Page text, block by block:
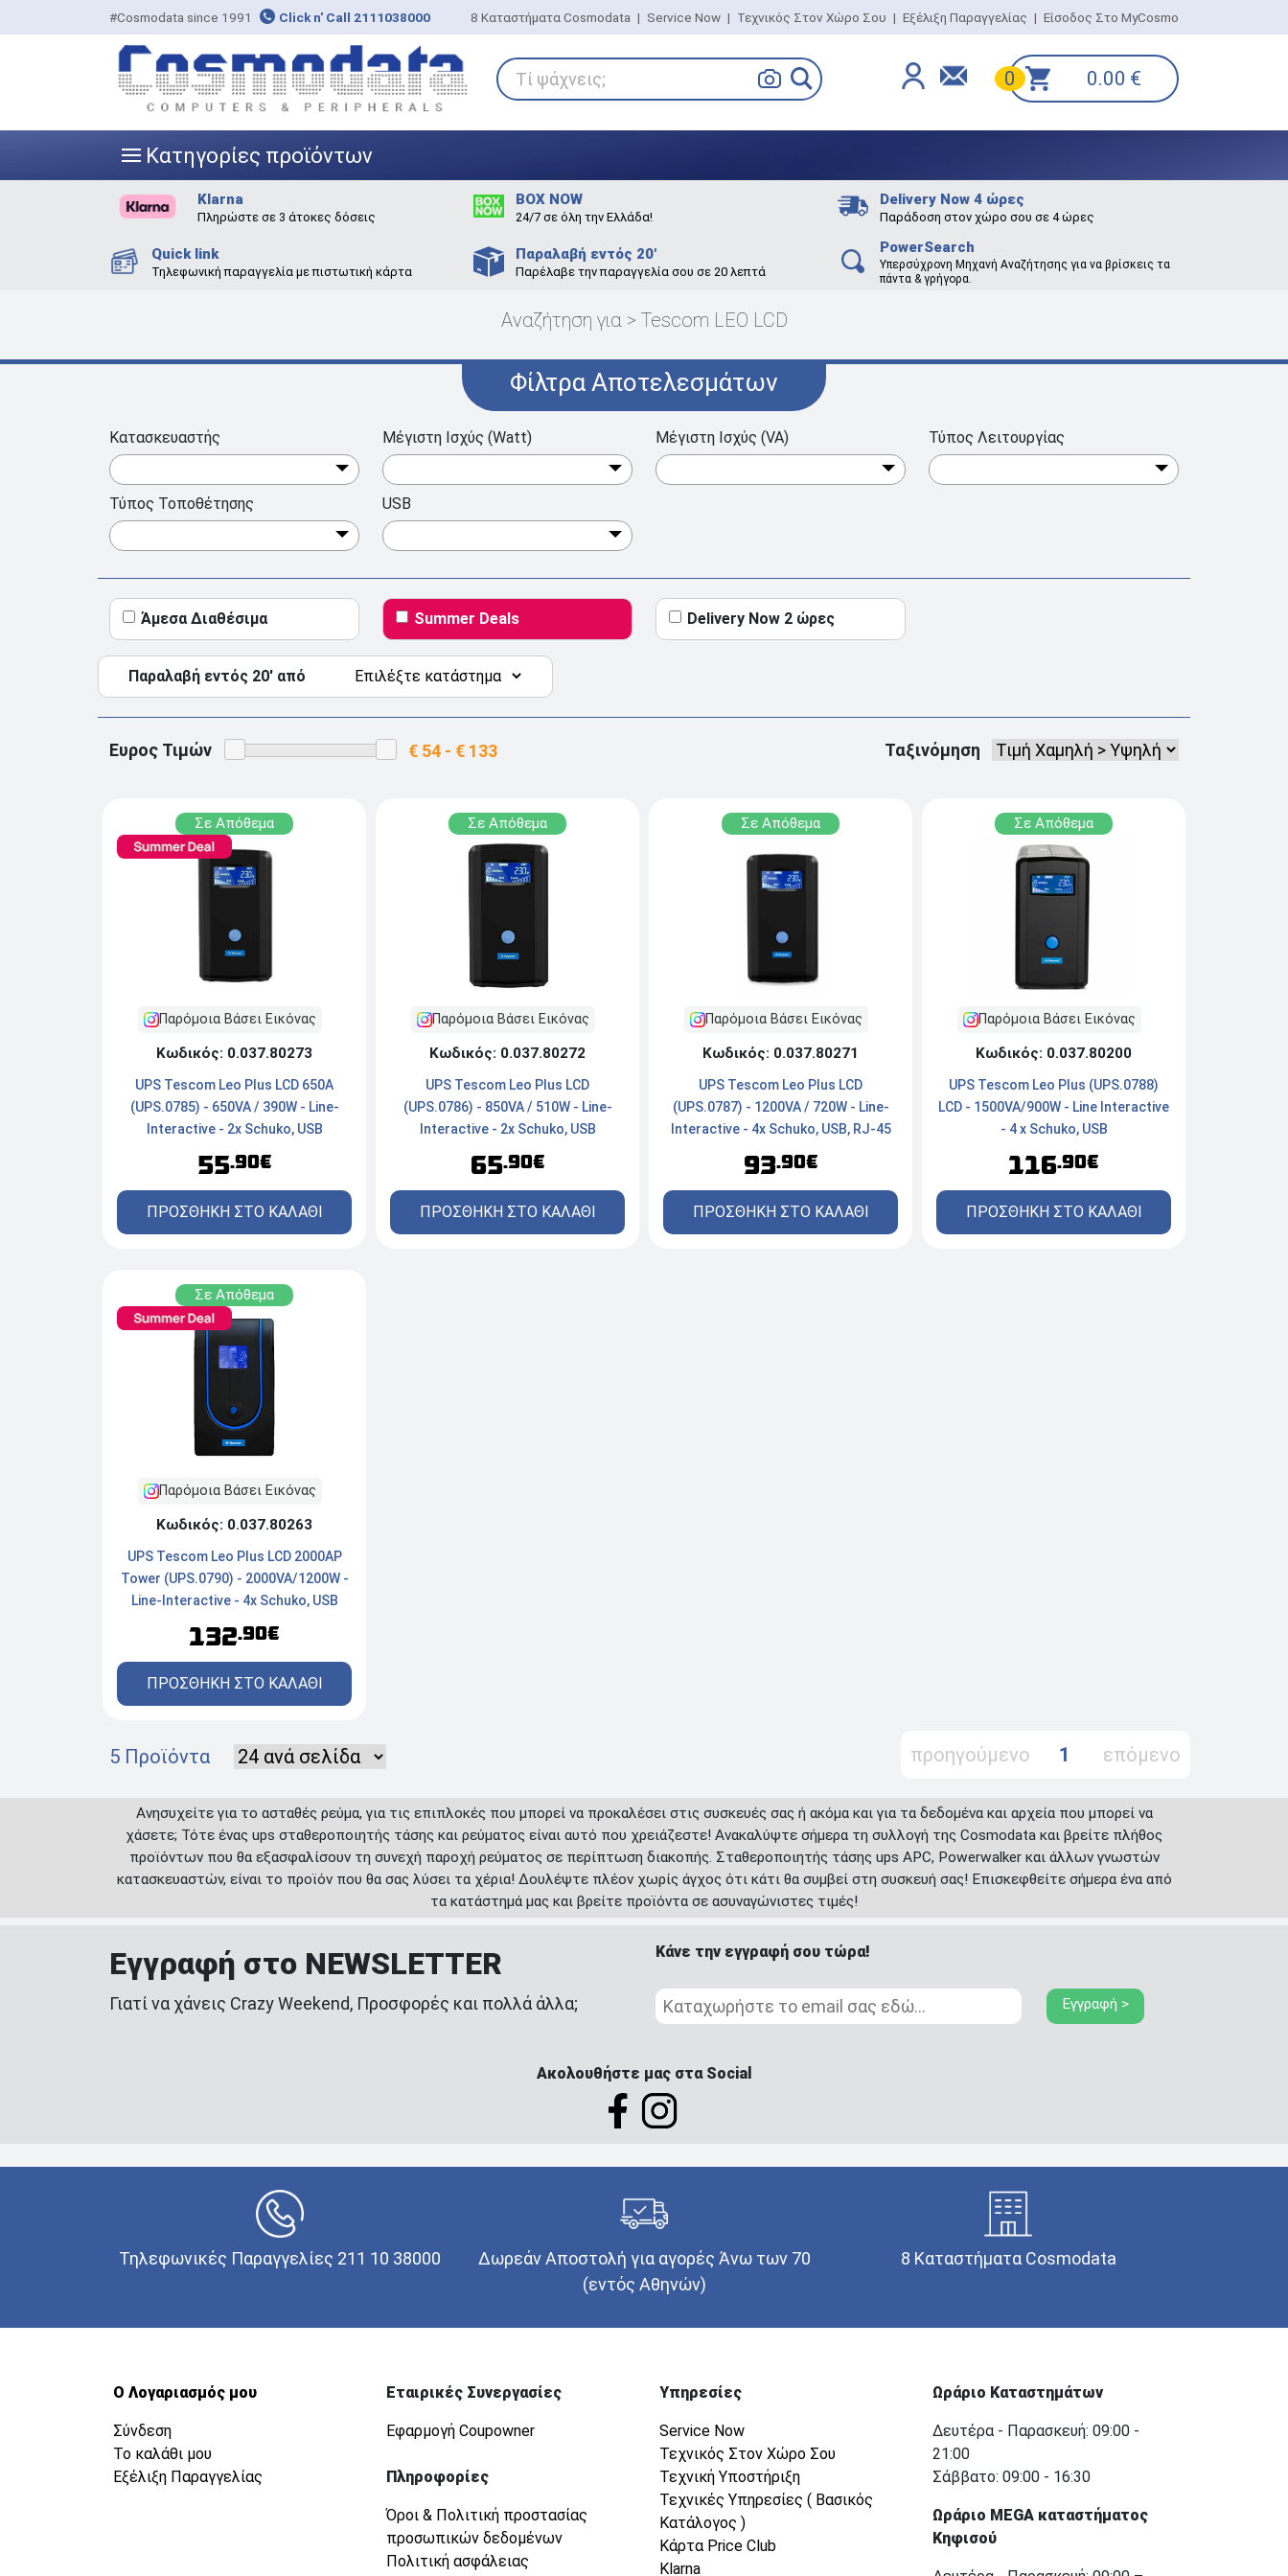
#Cosmodata since 1991 Click n' Call 2111038000 8 Καταστήματα Cosmodata | Service Now | Τεχνικός Στον Χώρο Σου | Εξέλιξη Παραγγελίας | Είσοδος Στο MyCosmo
Τί ψάχνεις; 0 0.00 €
||| Κατηγορίες προϊόντων
Klarna
Πληρώστε σε 3 άτοκες δόσεις
BOX NOW
24/7 σε όλη την Ελλάδα!
Delivery Now 4 ώρες
Παράδοση στον χώρο σου σε 4 ώρες
Quick link
Τηλεφωνική παραγγελία με πιστωτική κάρτα
Παραλαβή εντός 20'
Παρέλαβε την παραγγελία σου σε 20 λεπτά
PowerSearch
Υπερσύχρονη Μηχανή Αναζήτησης για να βρίσκεις τα
πάντα & γρήγορα.
Αναζήτηση για > Tescom LEO LCD
Φίλτρα Αποτελεσμάτων
Κατασκευαστής Μέγιστη Ισχύς (Watt) Μέγιστη Ισχύς (VA) Τύπος Λειτουργίας
Τύπος Τοποθέτησης USB
Άμεσα Διαθέσιμα Summer Deals Delivery Now 2 ώρες
Παραλαβή εντός 20' από
Ευρος Τιμών Ταξινόμηση
Σε Απόθεμα
Παρόμοια Βάσει Εικόνας
Κωδικός: 0.037.80273
UPS Tescom Leo Plus LCD 650A
(UPS.0785) - 650VA / 390W - Line-
Interactive - 2x Schuko, USB
55.90€
ΠΡΟΣΘΗΚΗ ΣΤΟ ΚΑΛΑΘΙ
Σε Απόθεμα
Παρόμοια Βάσει Εικόνας
Κωδικός: 0.037.80272
UPS Tescom Leo Plus LCD
(UPS.0786) - 850VA / 510W - Line-
Interactive - 2x Schuko, USB
65.90€
ΠΡΟΣΘΗΚΗ ΣΤΟ ΚΑΛΑΘΙ
Σε Απόθεμα
Παρόμοια Βάσει Εικόνας
Κωδικός: 0.037.80271
UPS Tescom Leo Plus LCD
(UPS.0787) - 1200VA / 720W - Line-
Interactive - 4x Schuko, USB, RJ-45
93.90€
ΠΡΟΣΘΗΚΗ ΣΤΟ ΚΑΛΑΘΙ
Σε Απόθεμα
Παρόμοια Βάσει Εικόνας
Κωδικός: 0.037.80200
UPS Tescom Leo Plus (UPS.0788)
LCD - 1500VA/900W - Line Interactive
- 4 x Schuko, USB
116.90€
ΠΡΟΣΘΗΚΗ ΣΤΟ ΚΑΛΑΘΙ
Σε Απόθεμα
Παρόμοια Βάσει Εικόνας
Κωδικός: 0.037.80263
UPS Tescom Leo Plus LCD 2000AP
Tower (UPS.0790) - 2000VA/1200W -
Line-Interactive - 4x Schuko, USB
132.90€
ΠΡΟΣΘΗΚΗ ΣΤΟ ΚΑΛΑΘΙ
5 Προϊόντα προηγούμενο 1 επόμενο
Ανησυχείτε για το ασταθές ρεύμα, για τις επιπλοκές που μπορεί να προκαλέσει στις συσκευές σας ή ακόμα και για τα δεδομένα και αρχεία που μπορεί να
χάσετε; Τότε ένας ups σταθεροποιητής τάσης και ρεύματος είναι αυτό που χρειάζεστε! Ανακαλύψτε σήμερα τη συλλογή της Cosmodata και βρείτε πλήθος
προϊόντων που θα εξασφαλίσουν τη συνεχή παροχή ρεύματος σε περίπτωση διακοπής. Σταθεροποιητής τάσης ups APC, Powerwalker και άλλων γνωστών
κατασκευαστών, είναι το προϊόν που θα σας λύσει τα χέρια! Δουλέψτε πλέον χωρίς άγχος ότι κάτι θα συμβεί στη συσκευή σας! Επισκεφθείτε σήμερα ένα από
τα κατάστημά μας και βρείτε προϊόντα σε ασυναγώνιστες τιμές!
Εγγραφή στο NEWSLETTER
Γιατί να χάνεις Crazy Weekend, Προσφορές και πολλά άλλα;
Κάνε την εγγραφή σου τώρα!
Εγγραφή >
Ακολουθήστε μας στα Social
Τηλεφωνικές Παραγγελίες 211 10 38000
Δωρεάν Αποστολή για αγορές Άνω των 70
(εντός Αθηνών)
8 Καταστήματα Cosmodata
Ο Λογαριασμός μου
Σύνδεση
Το καλάθι μου
Εξέλιξη Παραγγελίας
Εταιρικές Συνεργασίες
Εφαρμογή Coupowner
Πληροφορίες
Όροι & Πολιτική προστασίας
προσωπικών δεδομένων
Πολιτική ασφάλειας
Υπηρεσίες
Service Now
Τεχνικός Στον Χώρο Σου
Τεχνική Υποστήριξη
Τεχνικές Υπηρεσίες ( Βασικός
Κατάλογος )
Κάρτα Price Club
Klarna
Ωράριο Καταστημάτων
Δευτέρα - Παρασκευή: 09:00 -
21:00
Σάββατο: 09:00 - 16:30
Ωράριο MEGA καταστήματος
Κηφισού